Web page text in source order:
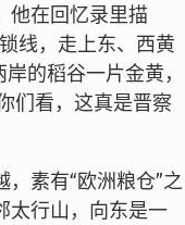
他在回忆录里描
线，走上东、西黄
的稻谷一片金黄，
们看，这真是晋察
素有“欧洲粮仓”之
太行山，向东是一